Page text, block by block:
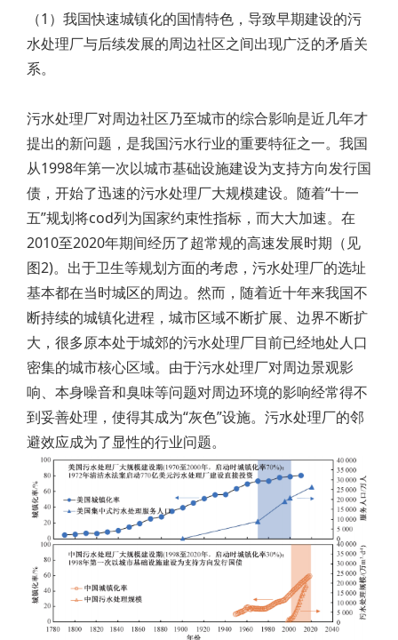
（1）我国快速城镇化的国情特色，导致早期建设的污
水处理厂与后续发展的周边社区之间出现广泛的矛盾关
系。
污水处理厂对周边社区乃至城市的综合影响是近几年才
提出的新问题，是我国污水行业的重要特征之一。我国
从1998年第一次以城市基础设施建设为支持方向发行国
债，开始了迅速的污水处理厂大规模建设。随着“十一
五”规划将cod列为国家约束性指标，而大大加速。在
2010至2020年期间经历了超常规的高速发展时期（见
图2)。出于卫生等规划方面的考虑，污水处理厂的选址
基本都在当时城区的周边。然而，随着近十年来我国不
断持续的城镇化进程，城市区域不断扩展、边界不断扩
大，很多原本处于城郊的污水处理厂目前已经地处人口
密集的城市核心区域。由于污水处理厂对周边景观影
响、本身噪音和臭味等问题对周边环境的影响经常得不
到妥善处理，使得其成为“灰色”设施。污水处理厂的邻
避效应成为了显性的行业问题。